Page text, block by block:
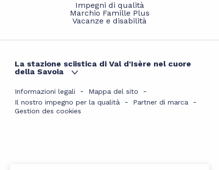
Impegni di qualità
Marchio Famille Plus
Vacanze e disabilità
La stazione sciistica di Val d'Isère nel cuore
della Savoia
Informazioni legali
Mappa del sito
Il nostro impegno per la qualità
Partner di marca
Gestion des cookies